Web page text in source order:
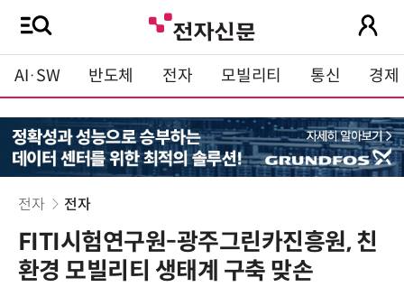
AI·SW 반도체 전자 모빌리티 통신 경제
전자 전자
FITI시험연구원-광주그린카진흥원, 친
환경 모빌리티 생태계 구축 맞손